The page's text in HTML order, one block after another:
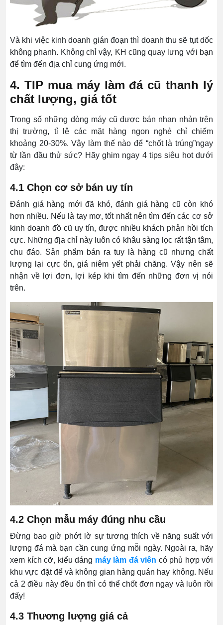
Và khi việc kinh doanh gián đoạn thì doanh thu sẽ tụt dốc
không phanh. Không chỉ vậy, KH cũng quay lưng với bạn
để tìm đến địa chỉ cung ứng mới.
4. TIP mua máy làm đá cũ thanh lý
chất lượng, giá tốt
Trong số những dòng máy cũ được bán nhan nhản trên
thị trường, tỉ lệ các mặt hàng ngon nghẻ chỉ chiếm
khoảng 20-30%. Vậy làm thế nào để “chốt là trúng”ngay
từ lần đầu thử sức? Hãy ghim ngay 4 tips siêu hot dưới
đây:
4.1 Chọn cơ sở bán uy tín
Đánh giá hàng mới đã khó, đánh giá hàng cũ còn khó
hơn nhiều. Nếu là tay mơ, tốt nhất nên tìm đến các cơ sở
kinh doanh đồ cũ uy tín, được nhiều khách phản hồi tích
cực. Những địa chỉ này luôn có khâu sàng lọc rất tận tâm,
chu đáo. Sản phẩm bán ra tuy là hàng cũ nhưng chất
lượng lại cực ổn, giá niêm yết phải chăng. Vậy nên sẽ
nhận về lợi đơn, lợi kép khi tìm đến những đơn vị nói
trên.
4.2 Chọn mẫu máy đúng nhu cầu
Đừng bao giờ phớt lờ sự tương thích về năng suất với
lượng đá mà bạn cần cung ứng mỗi ngày. Ngoài ra, hãy
xem kích cỡ, kiểu dáng máy làm đá viên có phù hợp với
khu vực đặt để và không gian hàng quán hay không. Nếu
cả 2 điều này đều ổn thì có thể chốt đơn ngay và luôn rồi
đấy!
4.3 Thương lượng giá cả